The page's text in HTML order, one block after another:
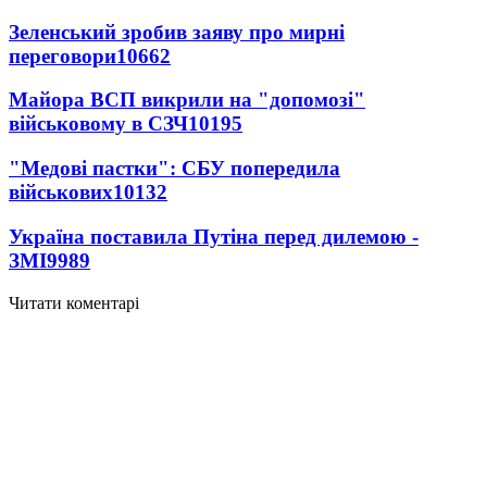
Зеленський зробив заяву про мирні
переговори10662
Майора ВСП викрили на "допомозі"
військовому в СЗЧ10195
"Медові пастки": СБУ попередила
військових10132
Україна поставила Путіна перед дилемою -
ЗМІ9989
Читати коментарі